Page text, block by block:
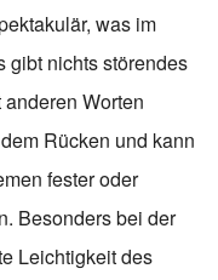
was im
gibt nichts störendes
Worten
Rücken und kann
fester oder
Besonders bei der
Leichtigkeit des